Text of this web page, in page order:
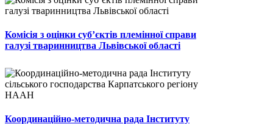
Комісія з оцінки суб’єктів племінної справи
галузі тваринництва Львівської області
Координаційно-методична рада Інституту